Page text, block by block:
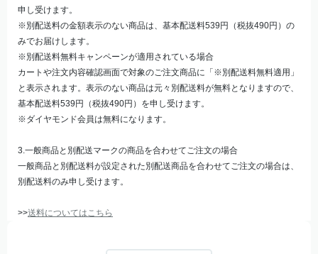
申し受けます。
※別配送料の金額表示のない商品は、基本配送料539円（税抜490円）の
みでお届けします。
※別配送料無料キャンペーンが適用されている場合
カートや注文内容確認画面で対象のご注文商品に「※別配送料無料適用」
と表示されます。表示のない商品は元々別配送料が無料となりますので、
基本配送料539円（税抜490円）を申し受けます。
※ダイヤモンド会員は無料になります。
3.一般商品と別配送マークの商品を合わせてご注文の場合
一般商品と別配送料が設定された別配送商品を合わせてご注文の場合は、
別配送料のみ申し受けます。
>>送料についてはこちら